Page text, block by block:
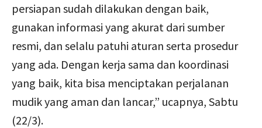
persiapan sudah dilakukan dengan baik,
gunakan informasi yang akurat dari sumber
resmi, dan selalu patuhi aturan serta prosedur
yang ada. Dengan kerja sama dan koordinasi
yang baik, kita bisa menciptakan perjalanan
mudik yang aman dan lancar,” ucapnya, Sabtu
(22/3).